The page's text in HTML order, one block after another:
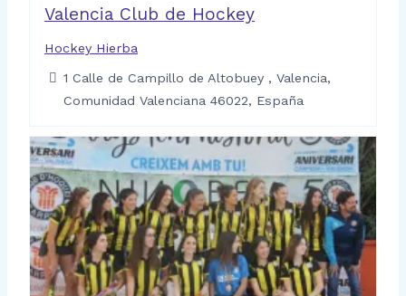
Valencia Club de Hockey
Hockey Hierba
1 Calle de Campillo de Altobuey , Valencia,
Comunidad Valenciana 46022, España